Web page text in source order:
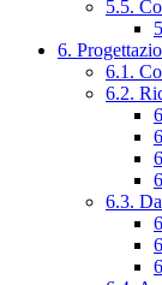
5.5.
6.
6.1.
6.2.
6.3.